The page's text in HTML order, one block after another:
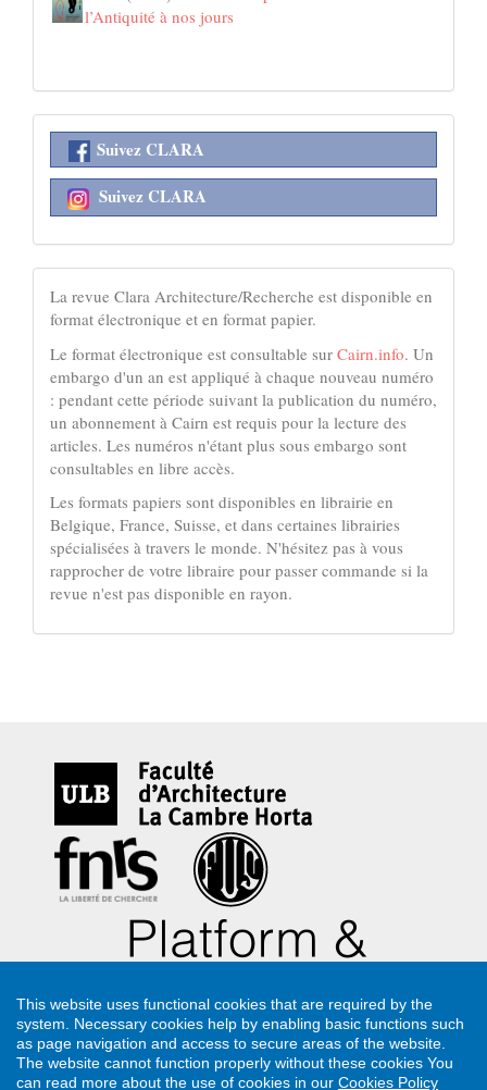
l’Antiquité à nos jours
réseaux
sociaux
Suivez CLARA
Suivez CLARA
acheter
La revue Clara Architecture/Recherche est disponible en
format électronique et en format papier.
Le format électronique est consultable sur Cairn.info. Un
embargo d'un an est appliqué à chaque nouveau numéro
: pendant cette période suivant la publication du numéro,
un abonnement à Cairn est requis pour la lecture des
articles. Les numéros n'étant plus sous embargo sont
consultables en libre accès.
Les formats papiers sont disponibles en librairie en
Belgique, France, Suisse, et dans certaines librairies
spécialisées à travers le monde. N'hésitez pas à vous
rapprocher de votre libraire pour passer commande si la
revue n'est pas disponible en rayon.
This website uses functional cookies that are required by the
system. Necessary cookies help by enabling basic functions such
as page navigation and access to secure areas of the website.
The website cannot function properly without these cookies You
can read more about the use of cookies in our Cookies Policy